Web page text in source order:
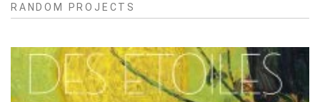
RANDOM PROJECTS